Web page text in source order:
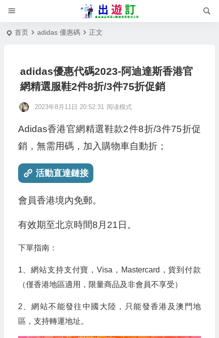
首页 adidas 優惠碼 正文
adidas優惠代碼2023-阿迪達斯香港官
網精選服鞋2件8折/3件75折促銷
2023年8月11日 20:52:31 阅读模式
Adidas香港官網精選鞋款2件8折/3件75折促
銷，無需用碼，加入購物車自動折；
活動直達鏈接
會員香港境內免郵。
有效期至北京時間8月21日。
下單指南：
1、網站支持支付寶，Visa，Mastercard，貨到付款
（僅香港地區適用，限量商品及非會員不享受）
2、網站不能發往中國大陸，只能發香港及澳門地
區，支持轉運地址。